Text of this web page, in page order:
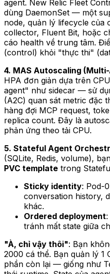
agent. New Relic Fleet
dùng DaemonSet — một
node, quản lý lifecycle của
collector, Fluent Bit, hoặc
cáo health về trung tâm.
(control) khỏi "thực thi"
4. MAS Autoscaling
HPA đơn giản dựa trên
agent" như sidecar — sử
(A2C) quan sát metric đặc
hàng đợi MCP request,
replica count. Đây là
phản ứng theo tải CPU.
5. Stateful Agent
(SQLite, Redis, volume),
PVC template trong
Sticky identity: Pod-
conversation history,
khác.
Ordered deployment
tránh mất state giữa
"À, chỉ vậy thôi": Bạn
2000 cá thể. Bạn quản lý 1
phần còn lại — giống như